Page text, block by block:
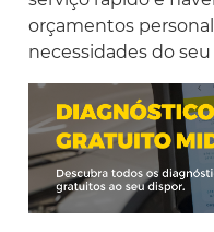
orçamentos
necessidades do seu